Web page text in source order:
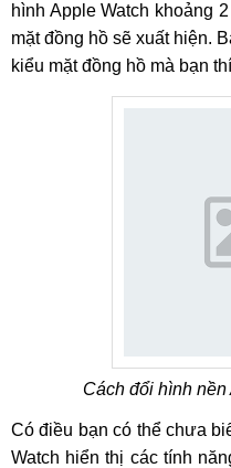
hình Apple Watch khoảng
mặt đồng hồ sẽ xuất hiện.
kiểu mặt đồng hồ mà bạn
Cách đổi hình
Có điều bạn có thể chưa
Watch hiển thị các tính